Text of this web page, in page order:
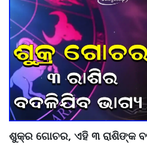
ଶୁକ୍ର ଗୋଚର, ଏହି ୩ ରାଶିଙ୍କ